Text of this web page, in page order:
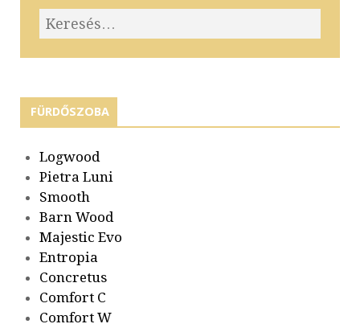
FÜRDŐSZOBA
Logwood
Pietra Luni
Smooth
Barn Wood
Majestic Evo
Entropia
Concretus
Comfort C
Comfort W